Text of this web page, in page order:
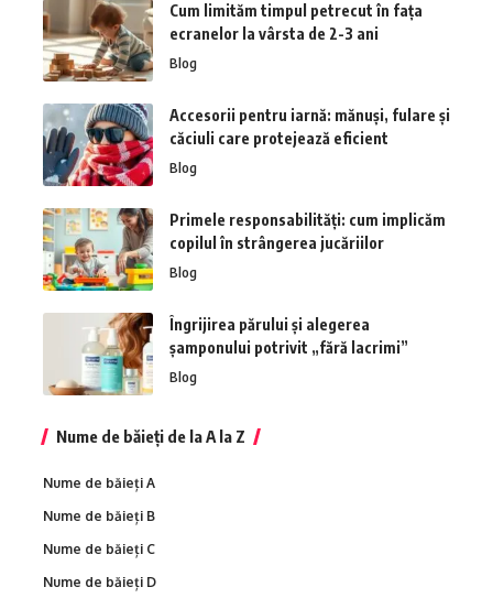
Cum limităm timpul petrecut în fața
ecranelor la vârsta de 2-3 ani
Blog
Accesorii pentru iarnă: mănuși, fulare și
căciuli care protejează eficient
Blog
Primele responsabilități: cum implicăm
copilul în strângerea jucăriilor
Blog
Îngrijirea părului și alegerea
șamponului potrivit „fără lacrimi”
Blog
Nume de băieți de la A la Z
Nume de băieți A
Nume de băieți B
Nume de băieți C
Nume de băieți D